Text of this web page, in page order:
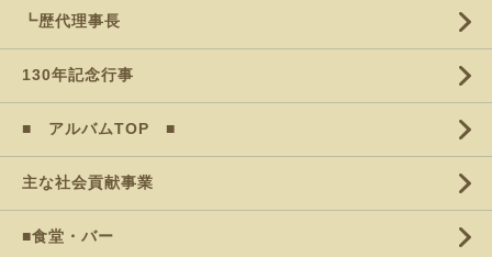
┗歴代理事長
130年記念行事
■ アルバムTOP ■
主な社会貢献事業
■食堂・バー